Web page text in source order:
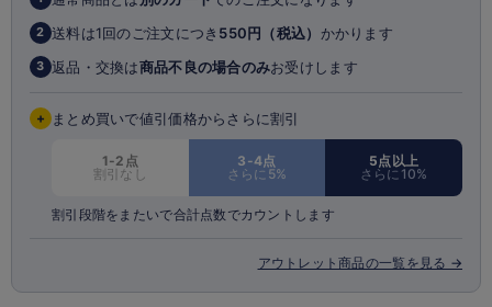
2 送料は1回のご注文につき 550円（税込） かかります
3 返品・交換は商品不良の場合のみお受けします
+ まとめ買いで値引価格からさらに割引
1-2点
割引なし
3-4点
さらに5%
5点以上
さらに10%
割引段階をまたいで合計点数でカウントします
アウトレット商品の一覧を見る →